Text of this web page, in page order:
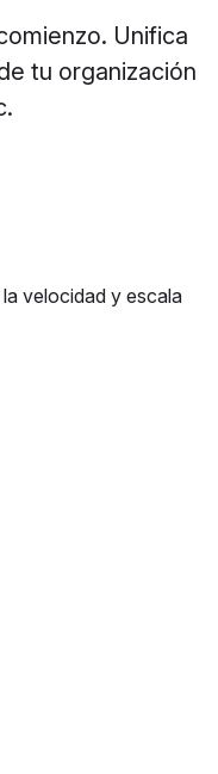
Unifica
tu organización
velocidad y escala